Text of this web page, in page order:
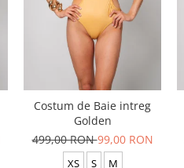
Costum de Baie intreg
Golden
499,00 RON99,00 RON
XS S M